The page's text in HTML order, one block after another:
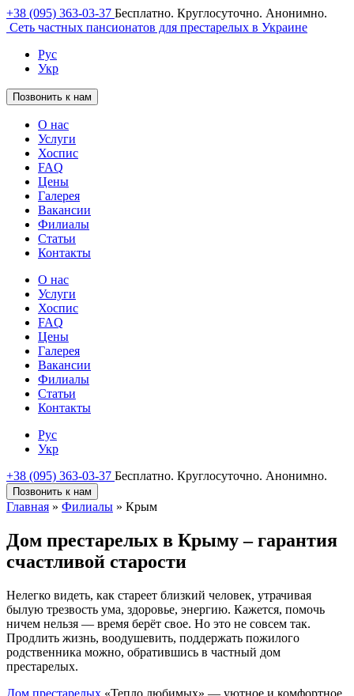
+38 (095) 363-03-37 Бесплатно. Круглосуточно. Анонимно.
Сеть частных пансионатов для престарелых в Украине
Рус
Укр
Позвонить к нам
О нас
Услуги
Хоспис
FAQ
Цены
Галерея
Вакансии
Филиалы
Статьи
Контакты
О нас
Услуги
Хоспис
FAQ
Цены
Галерея
Вакансии
Филиалы
Статьи
Контакты
Рус
Укр
+38 (095) 363-03-37 Бесплатно. Круглосуточно. Анонимно.
Позвонить к нам
Главная » Филиалы » Крым
Дом престарелых в Крыму – гарантия
счастливой старости
Нелегко видеть, как стареет близкий человек, утрачивая
былую трезвость ума, здоровье, энергию. Кажется, помочь
ничем нельзя — время берёт свое. Но это не совсем так.
Продлить жизнь, воодушевить, поддержать пожилого
родственника можно, обратившись в частный дом
престарелых.
Дом престарелых «Тепло любимых» — уютное и комфортное